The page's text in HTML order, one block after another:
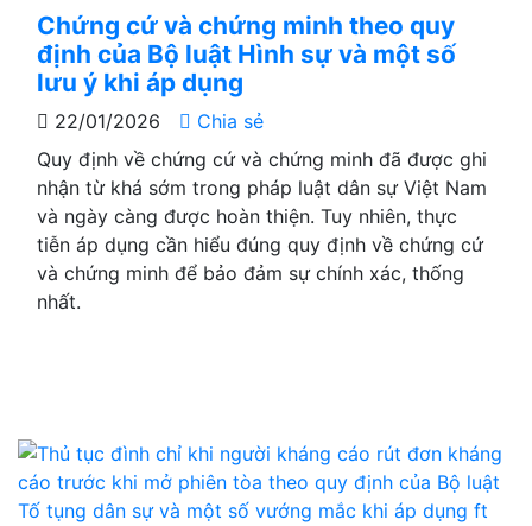
Chứng cứ và chứng minh theo quy
định của Bộ luật Hình sự và một số
lưu ý khi áp dụng
22/01/2026
Chia sẻ
Quy định về chứng cứ và chứng minh đã được ghi
nhận từ khá sớm trong pháp luật dân sự Việt Nam
và ngày càng được hoàn thiện. Tuy nhiên, thực
tiễn áp dụng cần hiểu đúng quy định về chứng cứ
và chứng minh để bảo đảm sự chính xác, thống
nhất.